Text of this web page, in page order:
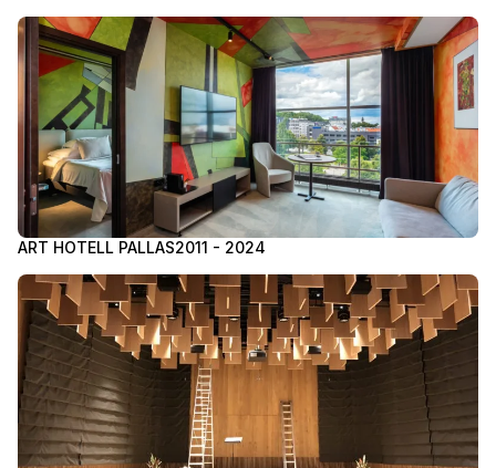
ART HOTELL PALLAS2011 - 2024